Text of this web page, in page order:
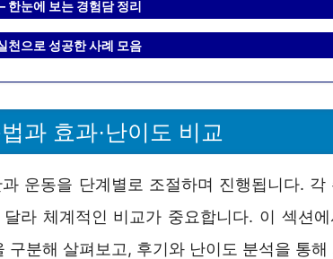
한눈에 보는 경험담 정리
천으로 성공한 사례 모음
과 효과·난이도 비교
운동을 단계별로 조절하며 진행됩니다. 각
라 체계적인 비교가 중요합니다. 이 섹션
구분해 살펴보고, 후기와 난이도 분석을 통해